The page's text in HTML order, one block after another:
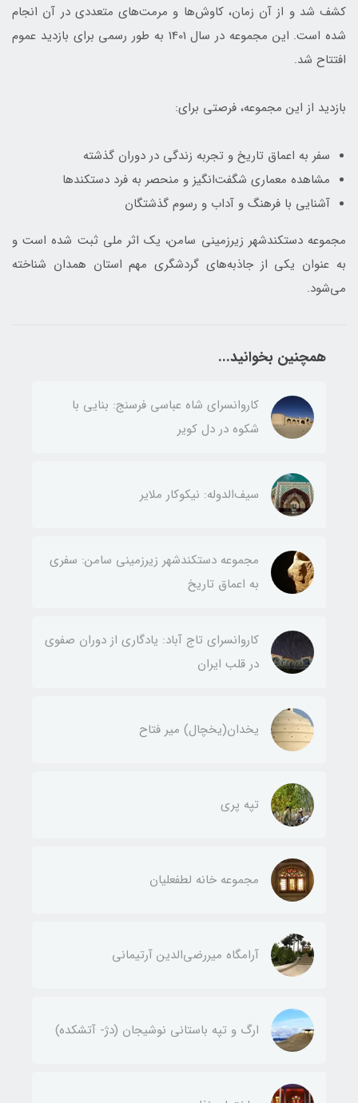
کشف شد و از آن زمان، کاوش‌ها و مرمت‌های متعددی در آن انجام
شده است. این مجموعه در سال 1401 به طور رسمی برای بازدید عموم
افتتاح شد.
بازدید از این مجموعه، فرصتی برای:
سفر به اعماق تاریخ و تجربه زندگی در دوران گذشته
مشاهده معماری شگفت‌انگیز و منحصر به فرد دستکندها
آشنایی با فرهنگ و آداب و رسوم گذشتگان
مجموعه دستکندشهر زیرزمینی سامن، یک اثر ملی ثبت شده است و
به عنوان یکی از جاذبه‌های گردشگری مهم استان همدان شناخته
می‌شود.
همچنین بخوانید...
کاروانسرای شاه عباسی فرسنج: بنایی با
شکوه در دل کویر
سیف‌الدوله: نیکوکار ملایر
مجموعه دستکندشهر زیرزمینی سامن: سفری
به اعماق تاریخ
کاروانسرای تاج آباد: یادگاری از دوران صفوی
در قلب ایران
یخدان(يخچال) مير فتاح
تپه پری
مجموعه خانه لطفعليان
آرامگاه ميررضي‌الدين آرتيمانی
ارگ و تپه باستاني نوشيجان (دژ- آتشکده)